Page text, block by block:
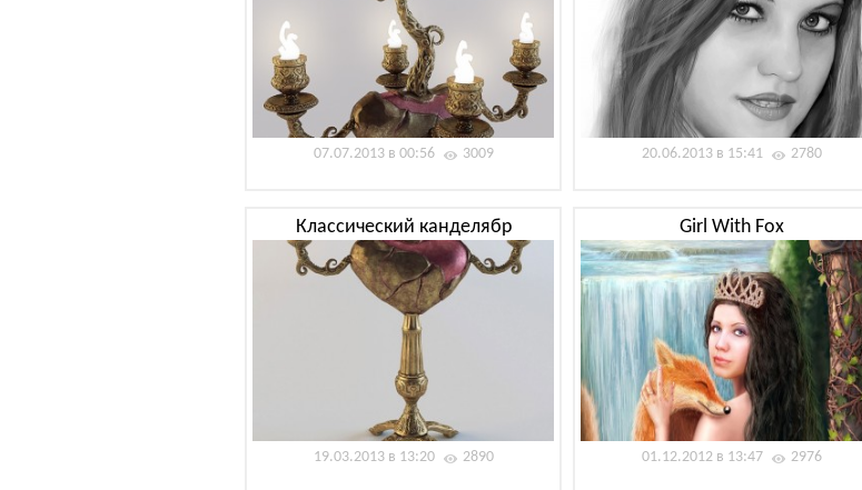
07.07.2013 в 00:56 3009 20.06.2013 в 15:41 2780
Классический канделябр
19.03.2013 в 13:20 2890
Girl With Fox
01.12.2012 в 13:47 2976